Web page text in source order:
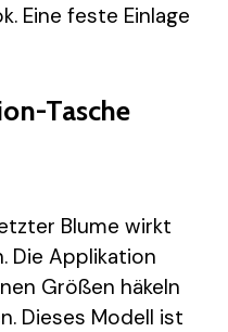
Eine feste Einlage
Tasche
Blume wirkt
Die Applikation
Größen häkeln
Dieses Modell ist